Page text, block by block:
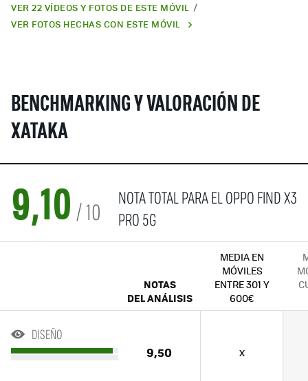
VER 22 VÍDEOS Y FOTOS DE ESTE MÓVIL
VER FOTOS HECHAS CON ESTE MÓVIL
BENCHMARKING Y VALORACIÓN DE
XATAKA
9,10 / 10
NOTA TOTAL PARA EL OPPO FIND X3
PRO 5G
NOTAS
DEL ANÁLISIS
MEDIA EN
MÓVILES
ENTRE 301 Y
600€
DISEÑO
9,50 x